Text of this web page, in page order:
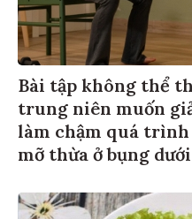
Bài tập không thể
trung niên muốn
làm chậm quá
mỡ thừa ở bụng dưới